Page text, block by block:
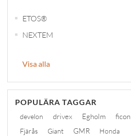
ETOS®
NEXTEM
Visa alla
POPULÄRA TAGGAR
develon drivex Egholm ficon
Fjärås Giant GMR Honda